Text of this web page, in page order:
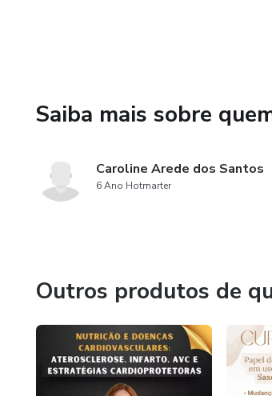
Saiba mais sobre
Caroline Arede dos Santos
6 Ano Hotmarter
Outros produtos de